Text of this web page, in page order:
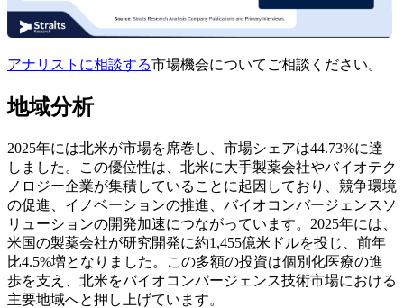
アナリストに相談する市場機会についてご相談ください。
地域分析
2025年には北米が市場を席巻し、市場シェアは44.73%に達
しました。この優位性は、北米に大手製薬会社やバイオテク
ノロジー企業が集積していることに起因しており、競争環境
の促進、イノベーションの推進、バイオコンバージェンスソ
リューションの開発加速につながっています。2025年には、
米国の製薬会社が研究開発に約1,455億米ドルを投じ、前年
比4.5%増となりました。この多額の投資は個別化医療の進
歩を支え、北米をバイオコンバージェンス技術市場における
主要地域へと押し上げています。